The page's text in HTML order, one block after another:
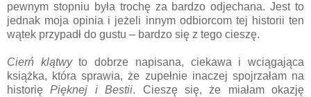
pewnym stopniu była trochę za bardzo odjechana. Jest to
jednak moja opinia i jeżeli innym odbiorcom tej historii ten
wątek przypadł do gustu – bardzo się z tego cieszę.
Cierń klątwyto dobrze napisana, ciekawa i wciągająca
książka, która sprawia, że zupełnie inaczej spojrzałam na
historięPięknej i Bestii. Cieszę się, że miałam okazję